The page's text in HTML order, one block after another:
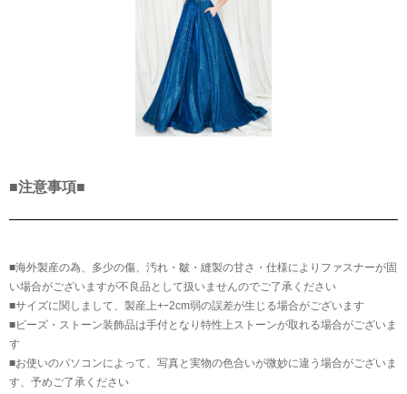
■注意事項■
■海外製産の為、多少の傷、汚れ・皺・縫製の甘さ・仕様によりファスナーが固
い場合がございますが不良品として扱いませんのでご了承ください
■サイズに関しまして、製産上+ｰ2cm弱の誤差が生じる場合がございます
■ビーズ・ストーン装飾品は手付となり特性上ストーンが取れる場合がございま
す
■お使いのパソコンによって、写真と実物の色合いが微妙に違う場合がございま
す、予めご了承ください